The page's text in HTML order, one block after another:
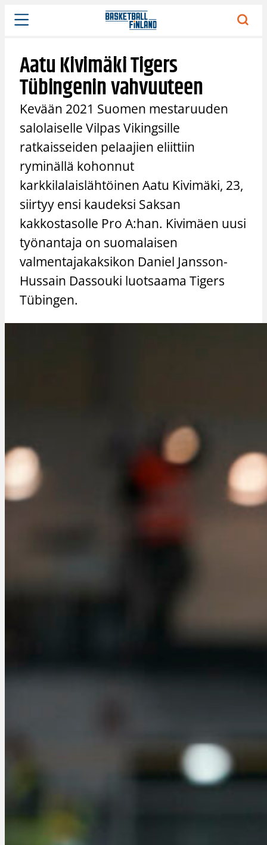
Siirry
sisältöön
Aatu Kivimäki Tigers
Tübingenin vahvuuteen
Kevään 2021 Suomen mestaruuden
salolaiselle Vilpas Vikingsille
ratkaisseiden pelaajien eliittiin
ryminällä kohonnut
karkkilalaislähtöinen Aatu Kivimäki, 23,
siirtyy ensi kaudeksi Saksan
kakkostasolle Pro A:han. Kivimäen uusi
työnantaja on suomalaisen
valmentajakaksikon Daniel Jansson-
Hussain Dassouki luotsaama Tigers
Tübingen.